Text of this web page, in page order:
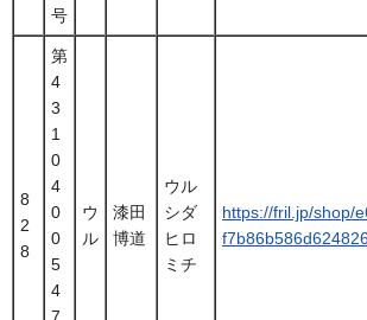
号
8
2
8
第
4
3
1
0
4
0
0
5
4
7
ウ
ル
漆田
博道
ウル
シダ
ヒロ
ミチ
https://fril.jp/shop/